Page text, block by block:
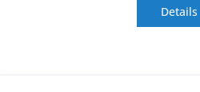
Details